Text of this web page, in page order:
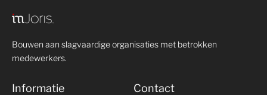
Bouwen aan slagvaardige organisaties met betrokken
medewerkers.
Informatie Contact